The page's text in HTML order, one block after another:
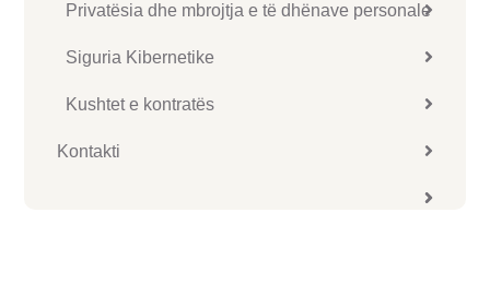
Privatësia dhe mbrojtja e të dhënave personale
Siguria Kibernetike
Kushtet e kontratës
Kontakti